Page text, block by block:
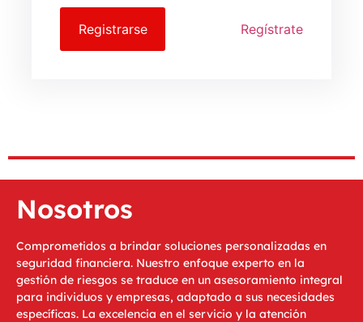
Registrarse Regístrate
Nosotros
Comprometidos a brindar soluciones personalizadas en
seguridad financiera. Nuestro enfoque experto en la
gestión de riesgos se traduce en un asesoramiento integral
para individuos y empresas, adaptado a sus necesidades
específicas. La excelencia en el servicio y la atención